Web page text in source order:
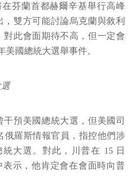
在芬蘭首都赫爾辛基舉行高峰
雙方可能討論烏克蘭與敘利
對此會面期待不高，但一定會
美國總統大選舉事件。
預美國總統大選，但美國司
俄羅斯情報官員，指控他們涉
大選。對此，川普在 15 日
表示，他肯定會在會面時向普